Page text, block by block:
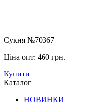
Сукня №70367
Ціна опт: 460 грн.
Купити
Каталог
НОВИНКИ